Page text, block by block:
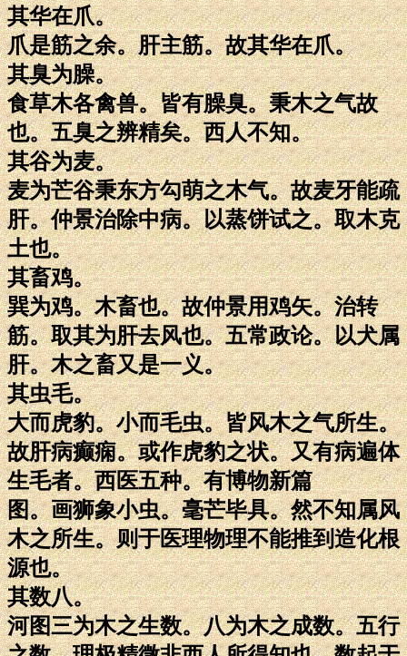
其华在爪。
爪是筋之余。肝主筋。故其华在爪。
其臭为臊。
食草木各禽兽。皆有臊臭。秉木之气故
也。五臭之辨精矣。西人不知。
其谷为麦。
麦为芒谷秉东方勾萌之木气。故麦牙能疏
肝。仲景治除中病。以蒸饼试之。取木克
土也。
其畜鸡。
巽为鸡。木畜也。故仲景用鸡矢。治转
筋。取其为肝去风也。五常政论。以犬属
肝。木之畜又是一义。
其虫毛。
大而虎豹。小而毛虫。皆风木之气所生。
故肝病癫痫。或作虎豹之状。又有病遍体
生毛者。西医五种。有博物新篇
图。画狮象小虫。毫芒毕具。然不知属风
木之所生。则于医理物理不能推到造化根
源也。
其数八。
河图三为木之生数。八为木之成数。五行